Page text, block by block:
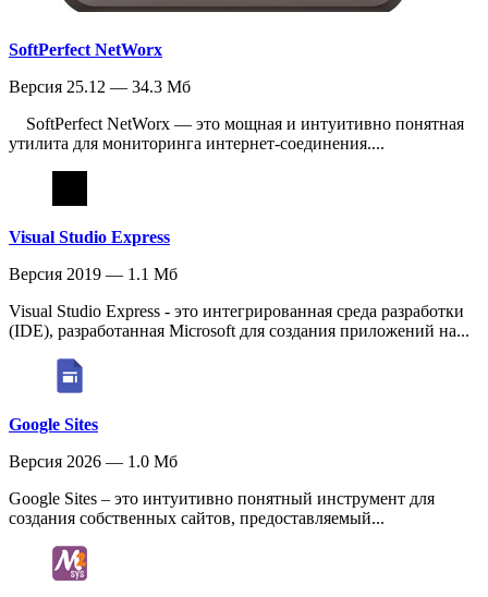
SoftPerfect NetWorx
Версия 25.12 — 34.3 Мб
SoftPerfect NetWorx — это мощная и интуитивно понятная
утилита для мониторинга интернет-соединения....
Visual Studio Express
Версия 2019 — 1.1 Мб
Visual Studio Express - это интегрированная среда разработки
(IDE), разработанная Microsoft для создания приложений на...
Google Sites
Версия 2026 — 1.0 Мб
Google Sites – это интуитивно понятный инструмент для
создания собственных сайтов, предоставляемый...